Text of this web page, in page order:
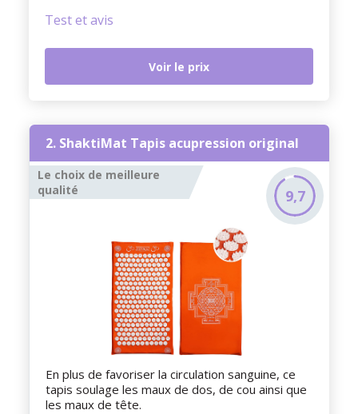
Test et avis
Voir le prix
2. ShaktiMat Tapis acupression original
Le choix de meilleure
qualité
9,7
En plus de favoriser la circulation sanguine, ce
tapis soulage les maux de dos, de cou ainsi que
les maux de tête.